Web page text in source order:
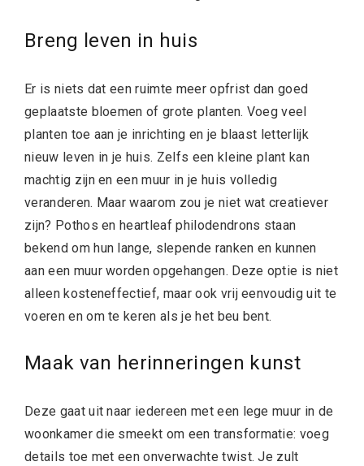
Breng leven in huis
Er is niets dat een ruimte meer opfrist dan goed
geplaatste bloemen of grote planten. Voeg veel
planten toe aan je inrichting en je blaast letterlijk
nieuw leven in je huis. Zelfs een kleine plant kan
machtig zijn en een muur in je huis volledig
veranderen. Maar waarom zou je niet wat creatiever
zijn? Pothos en heartleaf philodendrons staan
bekend om hun lange, slepende ranken en kunnen
aan een muur worden opgehangen. Deze optie is niet
alleen kosteneffectief, maar ook vrij eenvoudig uit te
voeren en om te keren als je het beu bent.
Maak van herinneringen kunst
Deze gaat uit naar iedereen met een lege muur in de
woonkamer die smeekt om een transformatie: voeg
details toe met een onverwachte twist. Je zult